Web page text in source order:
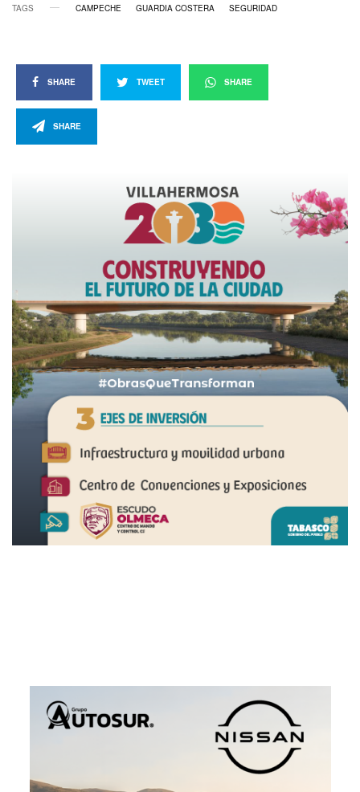
TAGS CAMPECHE GUARDIA COSTERA SEGURIDAD
SHARE TWEET SHARE
SHARE